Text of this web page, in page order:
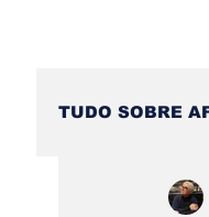
TUDO SOBRE
Nas